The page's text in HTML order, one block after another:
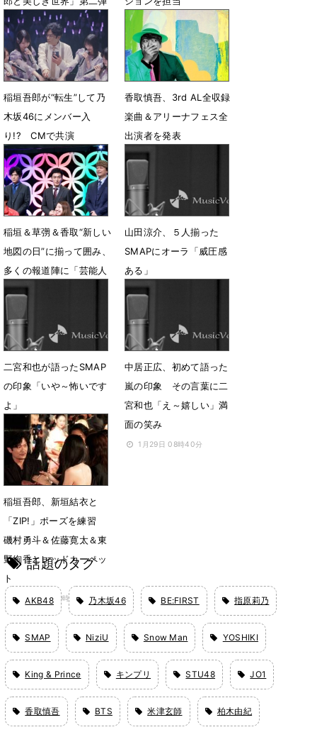
「バナ穴」公開決定
4月15日 04時04分
4月7日 12時30分
稲垣吾郎が“転生”して乃
木坂46にメンバー入
り!? CMで共演
6月17日 09時05分
香取慎吾、3rd AL全収録
楽曲＆アリーナフェス全
出演者を発表
11月21日 12時44分
稲垣＆草彅＆香取“新しい
地図の日”に揃って囲み、
多くの報道陣に「芸能人
っぽくっていいですね」
山田涼介、５人揃った
SMAPにオーラ「威圧感
ある」
6月30日 21時55分
二宮和也が語ったSMAP
の印象「いや～怖いです
よ」
1月29日 09時20分
中居正広、初めて語った
嵐の印象 その言葉に二
宮和也「え～嬉しい」満
面の笑み
1月29日 08時40分
稲垣吾郎、新垣結衣と
「ZIP!」ポーズを練習
磯村勇斗＆佐藤寛太＆東
野絢香とレッドカーペッ
ト
10月24日 09時16分
話題のタグ
AKB48 乃木坂46 BE:FIRST 指原莉乃
SMAP NiziU Snow Man YOSHIKI
King & Prince キンプリ STU48 JO1
香取慎吾 BTS 米津玄師 柏木由紀